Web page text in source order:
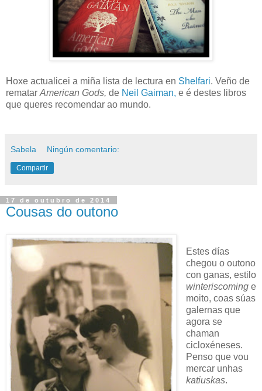
Hoxe actualicei a miña lista de lectura en Shelfari. Veño de
rematar American Gods, de Neil Gaiman, e é destes libros
que queres recomendar ao mundo.
Sabela Ningún comentario:
Compartir
17 de outubro de 2014
Cousas do outono
Estes días
chegou o outono
con ganas, estilo
winteriscoming e
moito, coas súas
galernas que
agora se
chaman
cicloxéneses.
Penso que vou
mercar unhas
katiuskas.